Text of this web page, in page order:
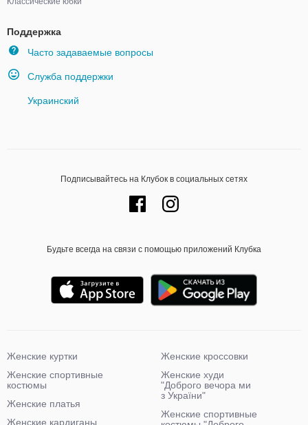
Поддержка
Часто задаваемые вопросы
Служба поддержки
Украинский
Подписывайтесь на Клубок в социальных сетях
Будьте всегда на связи с помощью приложений Клубка
Женские куртки
Женские спортивные
костюмы
Женские платья
Женские кардиганы
Женские кроссовки
Женские худи
"Доброго вечора ми
з України"
Женские спортивные